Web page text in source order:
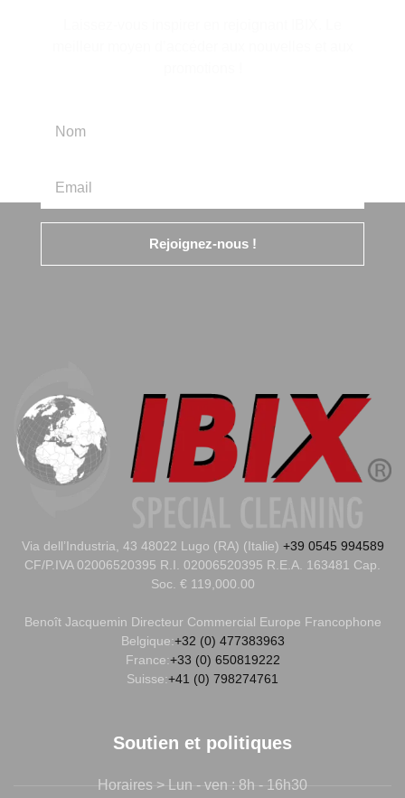
Rejoignez-nous !
Via dell’Industria, 43 48022 Lugo (RA) (Italie) +39 0545 994589
CF/P.IVA 02006520395 R.I. 02006520395 R.E.A. 163481 Cap.
Soc. € 119,000.00
Benoît Jacquemin Directeur Commercial Europe Francophone
Belgique:+32 (0) 477383963
France:+33 (0) 650819222
Suisse:+41 (0) 798274761
Soutien et politiques
Horaires > Lun - ven : 8h - 16h30